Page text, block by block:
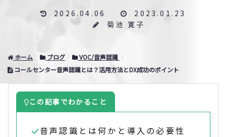
2026.04.06
2023.01.23
菊池 寛子
ホーム ブログ
VOC/音声認識
コールセンター音声認識とは？活用方法とDX成功のポイント
この記事でわかること
音声認識とは何かと導入の必要性